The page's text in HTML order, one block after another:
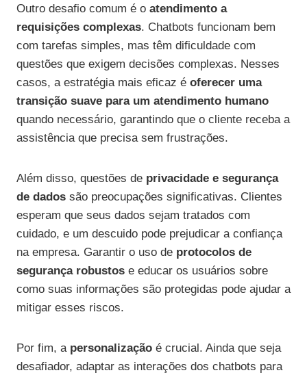
Outro desafio comum é o atendimento a
requisições complexas. Chatbots funcionam bem
com tarefas simples, mas têm dificuldade com
questões que exigem decisões complexas. Nesses
casos, a estratégia mais eficaz é oferecer uma
transição suave para um atendimento humano
quando necessário, garantindo que o cliente receba a
assistência que precisa sem frustrações.
Além disso, questões de privacidade e segurança
de dados são preocupações significativas. Clientes
esperam que seus dados sejam tratados com
cuidado, e um descuido pode prejudicar a confiança
na empresa. Garantir o uso de protocolos de
segurança robustos e educar os usuários sobre
como suas informações são protegidas pode ajudar a
mitigar esses riscos.
Por fim, a personalização é crucial. Ainda que seja
desafiador, adaptar as interações dos chatbots para